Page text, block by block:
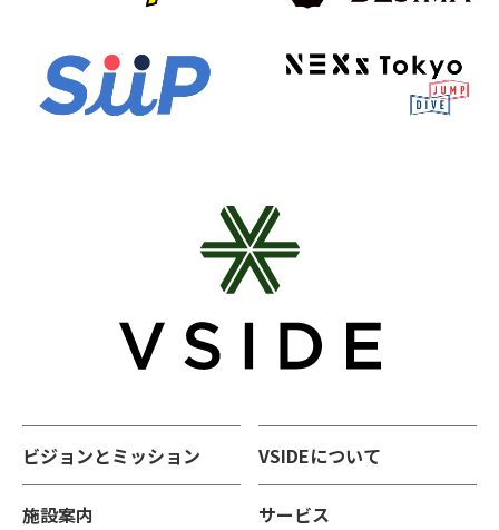
ビジョンとミッション VSIDEについて
施設案内 サービス